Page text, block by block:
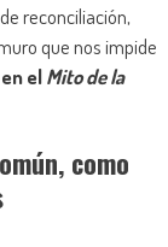
reconciliación,
que nos impide
elMito de la
como